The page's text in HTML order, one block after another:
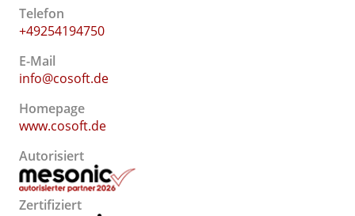
Telefon
+49254194750
E-Mail
info@cosoft.de
Homepage
www.cosoft.de
Autorisiert
Zertifiziert